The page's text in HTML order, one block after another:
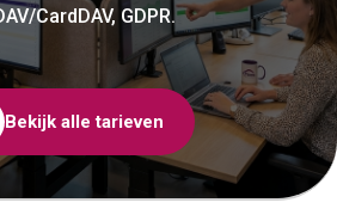
CardDAV, GDPR.
Bekijk alle tarieven